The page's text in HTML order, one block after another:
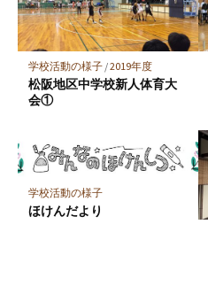
学校活動の様子/2019年度
松阪地区中学校新人体育大
会①
学校活動の様子
ほけんだより